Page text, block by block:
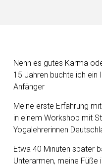
Nenn es gutes Karma
15 Jahren buchte ich ein
Anfänger
Meine erste Erfahrung
in einem Workshop mit
Yogalehrerinnen
Etwa 40 Minuten später
Unterarmen, meine Füße